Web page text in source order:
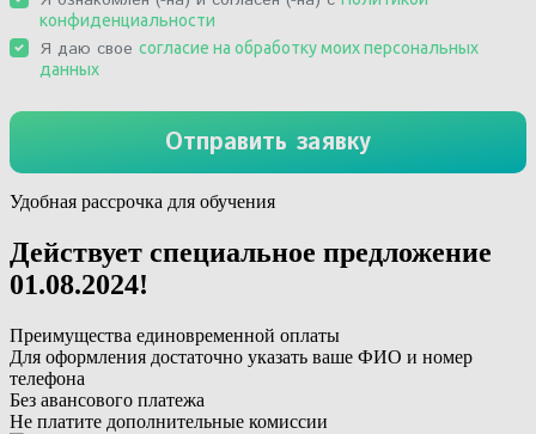
Удобная рассрочка для обучения
Действует специальное предложение
01.08.2024!
Преимущества единовременной оплаты
Для оформления достаточно указать ваше ФИО и номер
телефона
Без авансового платежа
Не платите дополнительные комиссии